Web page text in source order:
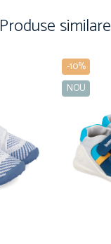
Produse similare
-10%
NOU